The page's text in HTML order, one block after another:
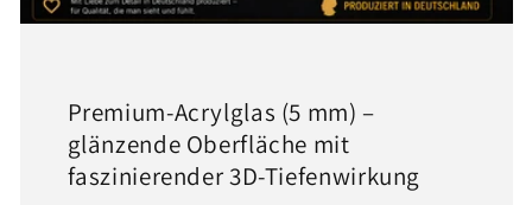
Premium-Acrylglas (5 mm) –
glänzende Oberfläche mit
faszinierender 3D-Tiefenwirkung